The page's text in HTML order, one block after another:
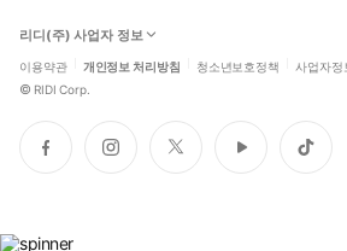
리디(주) 사업자 정보
이용약관 개인정보 처리방침 청소년보호정책 사업자정
© RIDI Corp.
페
이
인
스
트
위
유
튜
틱
톡